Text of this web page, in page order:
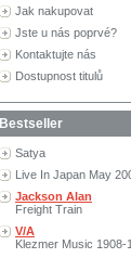
Jak nakupovat
Jste u nás poprvé?
Kontaktujte nás
Dostupnost titulů
Bestseller
Satya
Live In Japan May
Jackson Alan
Freight Train
V/A
Klezmer Music 1908-